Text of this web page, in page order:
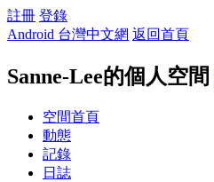
註冊 登錄
Android 台灣中文網 返回首頁
Sanne-Lee的個人空間
空間首頁
動態
記錄
日誌